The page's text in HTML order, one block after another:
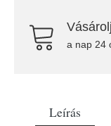
a nap 24
Leírás